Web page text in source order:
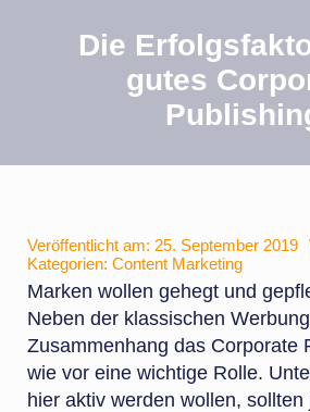
Die
gutes
Veröffentlicht am: 25. September 2019
Kategorien: Content Marketing
Marken wollen gehegt und
Neben der klassischen
Zusammenhang das Corporate
wie vor eine wichtige Rolle.
hier aktiv werden wollen,